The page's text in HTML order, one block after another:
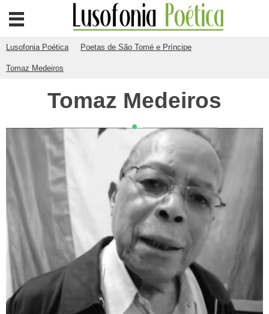
Lusofonia Poética Poetas de São Tomé e Príncipe
Tomaz Medeiros
Tomaz Medeiros